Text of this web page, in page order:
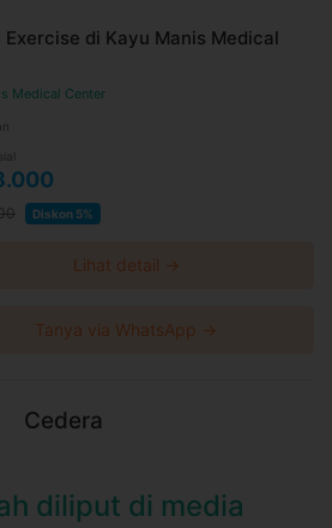
Exercise di Kayu Manis Medical
Medical Center
Diskon 5%
Lihat detail →
Tanya via WhatsApp →
Cedera
diliput di media